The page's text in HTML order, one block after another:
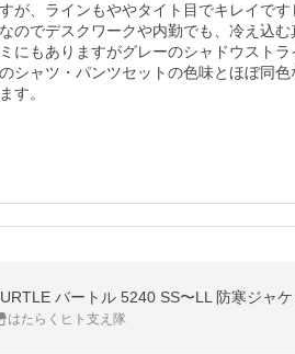
が、ラインもややタイト目でキレイです
のでデスクワークや内勤でも、冷え込む
にもありますがグレーのシャドウストラ
シャツ・パンツセットの色味とほぼ同
す。
はたらくヒト支え隊